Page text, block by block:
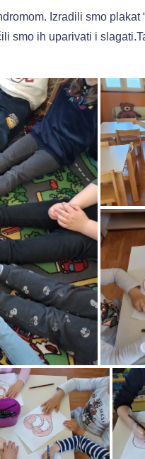
Izradili smo plakat
smo ih uparivati i